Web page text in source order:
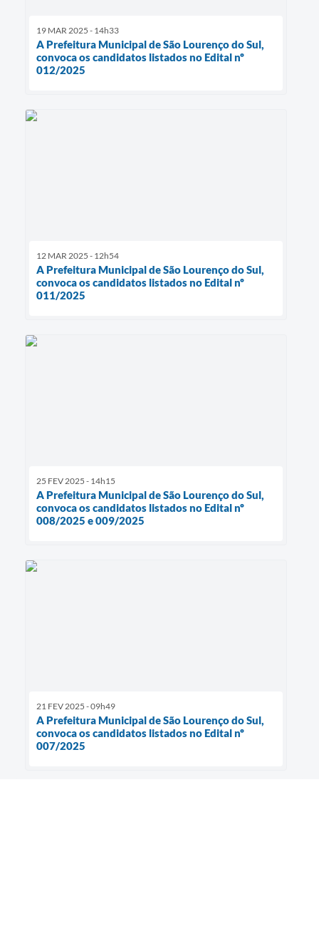
19 MAR 2025 - 14h33
A Prefeitura Municipal de São Lourenço do Sul,
convoca os candidatos listados no Edital nº
012/2025
12 MAR 2025 - 12h54
A Prefeitura Municipal de São Lourenço do Sul,
convoca os candidatos listados no Edital nº
011/2025
25 FEV 2025 - 14h15
A Prefeitura Municipal de São Lourenço do Sul,
convoca os candidatos listados no Edital nº
008/2025 e 009/2025
21 FEV 2025 - 09h49
A Prefeitura Municipal de São Lourenço do Sul,
convoca os candidatos listados no Edital nº
007/2025